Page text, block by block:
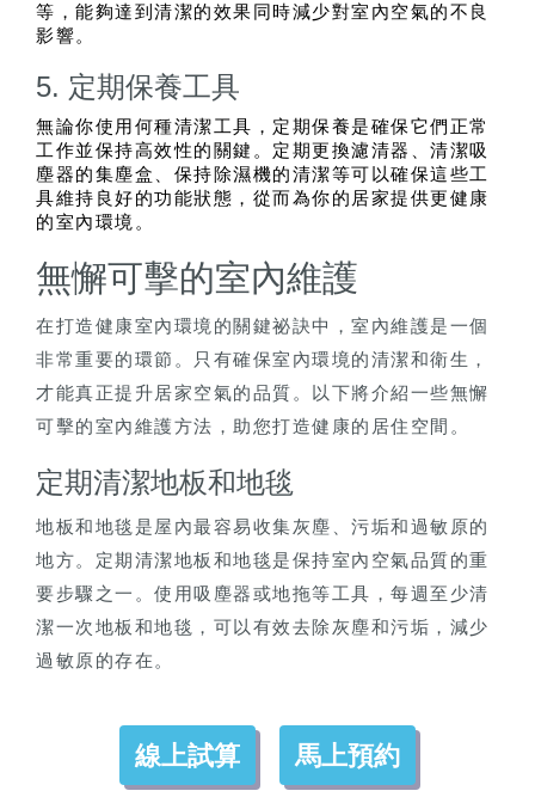
等，能夠達到清潔的效果同時減少對室內空氣的不良
影響。
5. 定期保養工具
無論你使用何種清潔工具，定期保養是確保它們正常
工作並保持高效性的關鍵。定期更換濾清器、清潔吸
塵器的集塵盒、保持除濕機的清潔等可以確保這些工
具維持良好的功能狀態，從而為你的居家提供更健康
的室內環境。
無懈可擊的室內維護
在打造健康室內環境的關鍵祕訣中，室內維護是一個
非常重要的環節。只有確保室內環境的清潔和衛生，
才能真正提升居家空氣的品質。以下將介紹一些無懈
可擊的室內維護方法，助您打造健康的居住空間。
定期清潔地板和地毯
地板和地毯是屋內最容易收集灰塵、污垢和過敏原的
地方。定期清潔地板和地毯是保持室內空氣品質的重
要步驟之一。使用吸塵器或地拖等工具，每週至少清
潔一次地板和地毯，可以有效去除灰塵和污垢，減少
過敏原的存在。
線上試算 馬上預約